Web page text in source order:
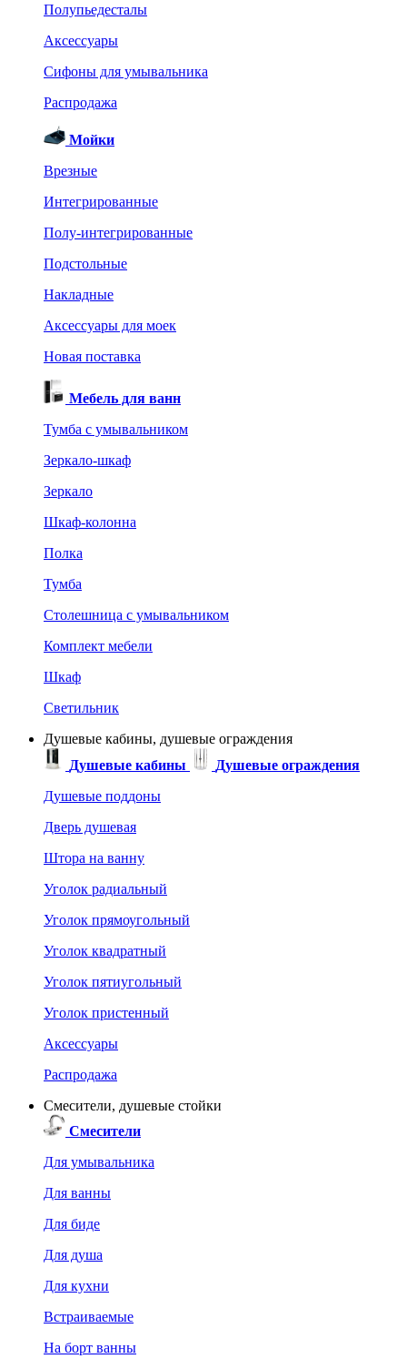
Полупьедесталы
Аксессуары
Сифоны для умывальника
Распродажа
Мойки
Врезные
Интегрированные
Полу-интегрированные
Подстольные
Накладные
Аксессуары для моек
Новая поставка
Мебель для ванн
Тумба с умывальником
Зеркало-шкаф
Зеркало
Шкаф-колонна
Полка
Тумба
Столешница с умывальником
Комплект мебели
Шкаф
Светильник
Душевые кабины, душевые ограждения
Душевые кабины
Душевые ограждения
Душевые поддоны
Дверь душевая
Штора на ванну
Уголок радиальный
Уголок прямоугольный
Уголок квадратный
Уголок пятиугольный
Уголок пристенный
Аксессуары
Распродажа
Смесители, душевые стойки
Смесители
Для умывальника
Для ванны
Для биде
Для душа
Для кухни
Встраиваемые
На борт ванны